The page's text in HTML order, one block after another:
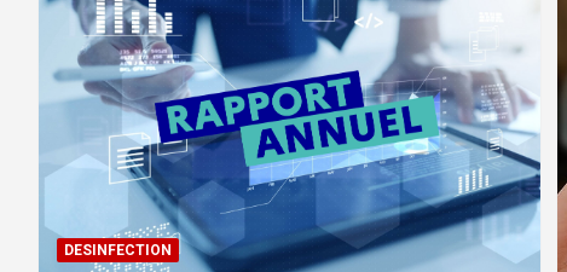
DESINFECTION